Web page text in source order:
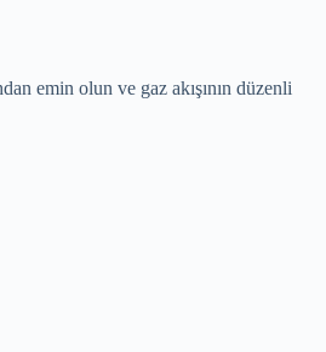
emin olun ve gaz akışının düzenli